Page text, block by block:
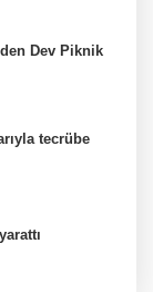
Dev Piknik
tecrübe